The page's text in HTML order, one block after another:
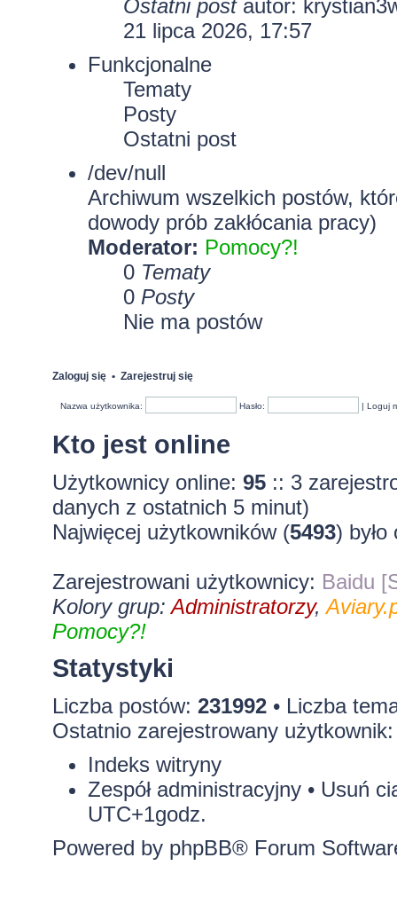
Ostatni postautor:
21 lipca 2026, 17:57
Funkcjonalne
Tematy
Posty
Ostatni post
/dev/null
Archiwum wszelkich postów,
dowody prób zakłócania pracy)
Moderator: Pomocy?!
0 Tematy
0 Posty
Nie ma postów
Zaloguj się• Zarejestruj się
Nazwa użytkownika: Hasło: |Loguj
Kto jest online
Użytkownicy online: 95:: 3
danych z ostatnich 5 minut)
Najwięcej użytkowników (5493)
Zarejestrowani użytkownicy: Baidu
Kolory grup:Administratorzy,
Pomocy?!
Statystyki
Liczba postów: 231992• Liczba
Ostatnio zarejestrowany
Indeks witryny
Zespół administracyjny• Usuń
UTC+1godz.
Powered by phpBB® Forum